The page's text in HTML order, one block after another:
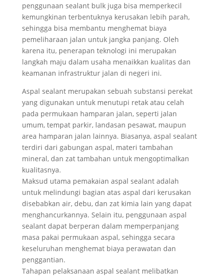
penggunaan sealant bulk juga bisa memperkecil
kemungkinan terbentuknya kerusakan lebih parah,
sehingga bisa membantu menghemat biaya
pemeliharaan jalan untuk jangka panjang. Oleh
karena itu, penerapan teknologi ini merupakan
langkah maju dalam usaha menaikkan kualitas dan
keamanan infrastruktur jalan di negeri ini.
Aspal sealant merupakan sebuah substansi perekat
yang digunakan untuk menutupi retak atau celah
pada permukaan hamparan jalan, seperti jalan
umum, tempat parkir, landasan pesawat, maupun
area hamparan jalan lainnya. Biasanya, aspal sealant
terdiri dari gabungan aspal, materi tambahan
mineral, dan zat tambahan untuk mengoptimalkan
kualitasnya.
Maksud utama pemakaian aspal sealant adalah
untuk melindungi bagian atas aspal dari kerusakan
disebabkan air, debu, dan zat kimia lain yang dapat
menghancurkannya. Selain itu, penggunaan aspal
sealant dapat berperan dalam memperpanjang
masa pakai permukaan aspal, sehingga secara
keseluruhan menghemat biaya perawatan dan
penggantian.
Tahapan pelaksanaan aspal sealant melibatkan